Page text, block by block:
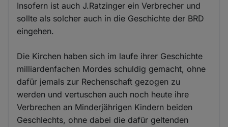
Insofern ist auch J.Ratzinger ein Verbrecher und
sollte als solcher auch in die Geschichte der BRD
eingehen.
Die Kirchen haben sich im laufe ihrer Geschichte
milliardenfachen Mordes schuldig gemacht, ohne
dafür jemals zur Rechenschaft gezogen zu
werden und vertuschen auch noch heute ihre
Verbrechen an Minderjährigen Kindern beiden
Geschlechts, ohne dabei die dafür geltenden